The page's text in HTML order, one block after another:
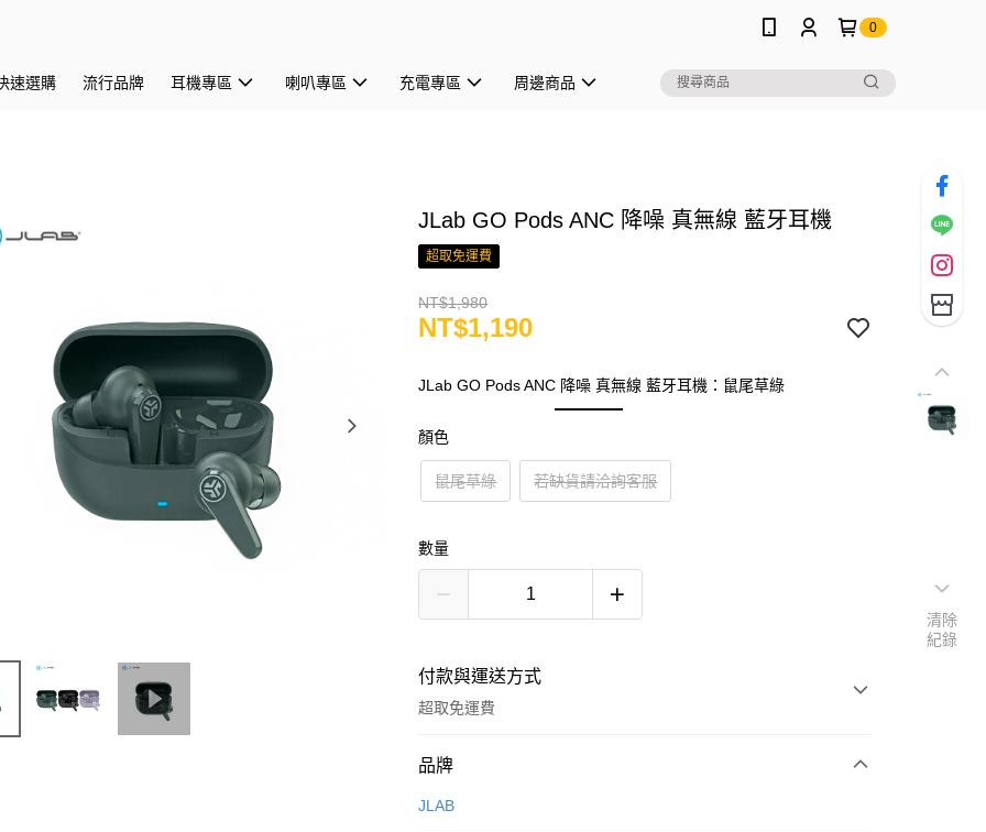
0
速選購 流行品牌 耳機專區 喇叭專區 充電專區 周邊商品
JLab GO Pods ANC 降噪 真無線 藍牙耳機
超取免運費
NT$1,980
NT$1,190
JLab GO Pods ANC 降噪 真無線 藍牙耳機：鼠尾草綠
顏色
鼠尾草綠 若缺貨請洽詢客服
數量
付款與運送方式
超取免運費
付款方式
信用卡一次付款
品牌
JLAB
清除
紀錄